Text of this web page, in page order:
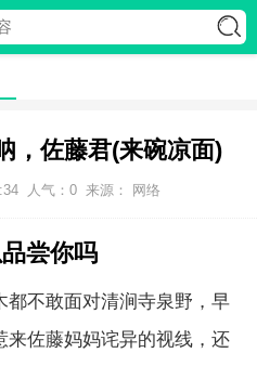
，佐藤君(来碗凉面)
人气： 0 来源： 网络
尝你吗
都不敢面对清涧寺泉野，早
来佐藤妈妈诧异的视线，还